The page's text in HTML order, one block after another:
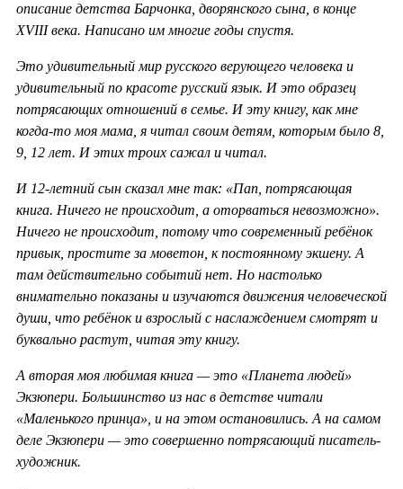
описание детства Барчонка, дворянского сына, в конце
XVIII века. Написано им многие годы спустя.
Это удивительный мир русского верующего человека и
удивительный по красоте русский язык. И это образец
потрясающих отношений в семье. И эту книгу, как мне
когда-то моя мама, я читал своим детям, которым было 8,
9, 12 лет. И этих троих сажал и читал.
И 12-летний сын сказал мне так: «Пап, потрясающая
книга. Ничего не происходит, а оторваться невозможно».
Ничего не происходит, потому что современный ребёнок
привык, простите за моветон, к постоянному экшену. А
там действительно событий нет. Но настолько
внимательно показаны и изучаются движения человеческой
души, что ребёнок и взрослый с наслаждением смотрят и
буквально растут, читая эту книгу.
А вторая моя любимая книга — это «Планета людей»
Экзюпери. Большинство из нас в детстве читали
«Маленького принца», и на этом остановились. А на самом
деле Экзюпери — это совершенно потрясающий писатель-
художник.